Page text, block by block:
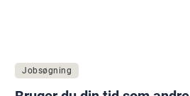
Jobsøgning